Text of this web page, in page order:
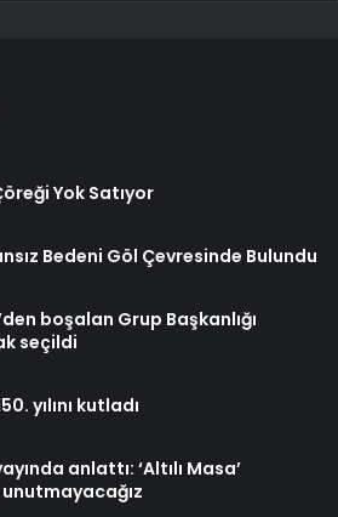
Yok Satıyor
Bedeni Göl Çevresinde Bulundu
boşalan Grup Başkanlığı
seçildi
yılını kutladı
anlattı: ‘Altılı Masa’
unutmayacağız